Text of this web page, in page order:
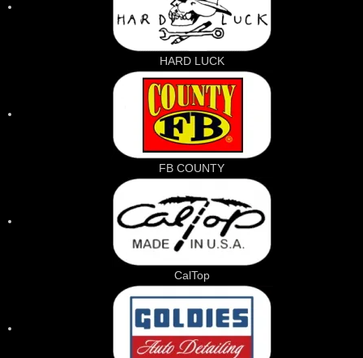
HARD LUCK
FB COUNTY
CalTop